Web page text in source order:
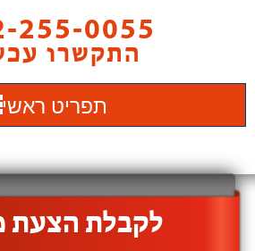
255-0055
התקשרו
תפריט ראשי
‫לקבלת הצעת